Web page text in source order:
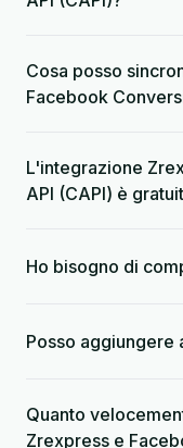
Cosa posso
Facebook
L'integrazione
API (CAPI) è
Ho bisogno di
Posso aggiungere
Quanto
Zrexpress e